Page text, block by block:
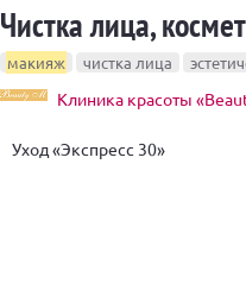
Чистка лица,
макияж чистка лица
Клиника красоты
Уход «Экспресс 30»